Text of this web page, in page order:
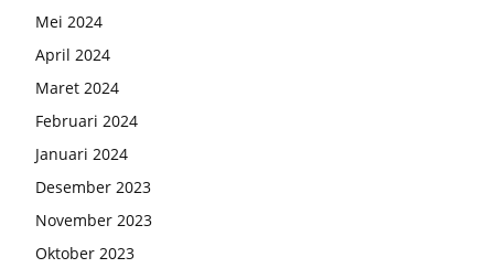
Mei 2024
April 2024
Maret 2024
Februari 2024
Januari 2024
Desember 2023
November 2023
Oktober 2023